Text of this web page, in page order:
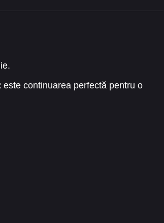
este continuarea perfectă pentru o